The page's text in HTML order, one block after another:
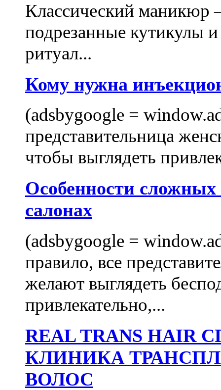
Классический маникюр
подрезанные кутикулы
ритуал...
Кому нужна
(adsbygoogle =
представительница
чтобы выглядеть
Особенности
салонах
(adsbygoogle =
правило, все
желают выглядеть
привлекательно,...
REAL TRANS
КЛИНИКА
ВОЛОС